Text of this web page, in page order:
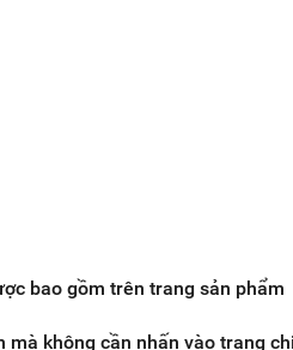
bao gồm trên trang sản phẩm
mà không cần nhấn vào trang